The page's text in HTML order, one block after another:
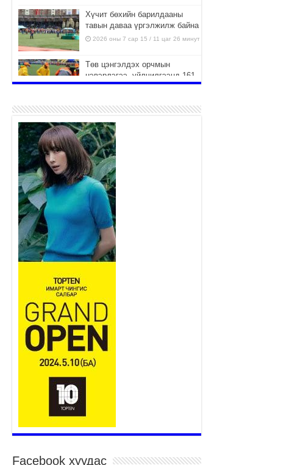
Хүчит бөхийн барилдааны
тавын даваа үргэлжилж байна
2026 оны 7 сар 15 / 11 цаг 26 минут
Төв цэнгэлдэх орчмын
цэвэрлэгээ, үйлчилгээнд 161
ажилтан, 27 техниктэй
2026 оны 7 сар 15 / 11 цаг 22 минут
Наадмын амралтын өдрүүдэд
нийслэлийн эрүүл мэндийн
байгууллагууд дараах
хуваарийн дагуу ажиллана
2026 оны 7 сар 15 / 11 цаг 18 минут
Үндэсний их баяр наадам
эхэллээ
2026 оны 7 сар 15 / 11 цаг 14 минут
Үер усны аюулаас сэргийлж, нийслэлийн Онцгой
байдлын газрын 162 алба хаагч үүрэг гүйцэтгэж
байна
2026 оны 7 сар 15 / 11 цаг 07 минут
Үндэсний их сурын харваанд 850 харваач цэц
мэргэнээ сорьж байна
2026 оны 7 сар 15 / 11 цаг 03 минут
Төв цэнгэлдэхийн эргэн тойронд
2026 оны 7 сар 15 / 10 цаг 58 минут
Үндэсний их баяр наадмын шагайн харваа
насанд хүрэгчдийн багийн харваагаар
үргэлжилж байна
2026 оны 7 сар 15 / 10 цаг 52 минут
Үндэсний их баяр наадмын хүчит бөхийн
Facebook хуудас